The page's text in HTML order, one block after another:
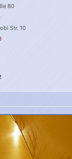
80
Str. 10